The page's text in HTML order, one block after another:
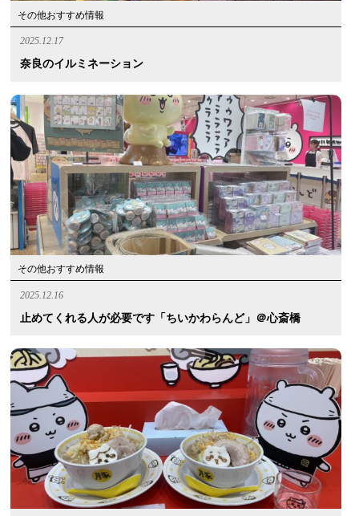
その他おすすめ情報
2025.12.17
奈良のイルミネーション
その他おすすめ情報
2025.12.16
止めてくれる人が必要です「ちいかわらんど」＠心斎橋